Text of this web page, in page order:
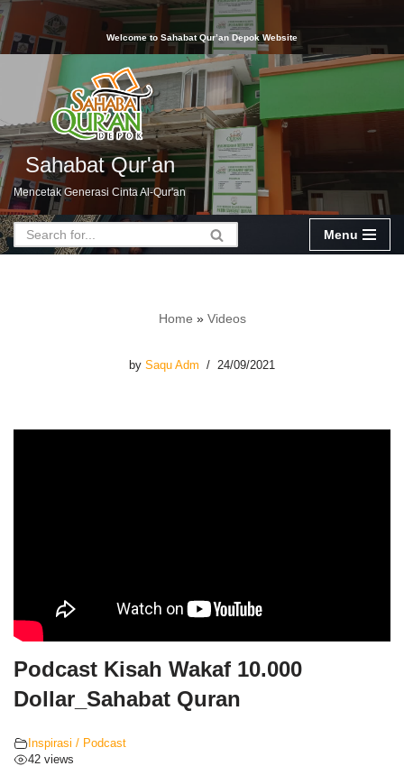
Skip
content
Welcome to Sahabat Qur’an Depok Website
Sahabat Qur'an
Mencetak Generasi Cinta Al-Qur'an
Menu
Home » Videos
by Saqu Adm 24/09/2021
Podcast Kisah Wakaf 10.000
Dollar_Sahabat Quran
Inspirasi / Podcast
42 views